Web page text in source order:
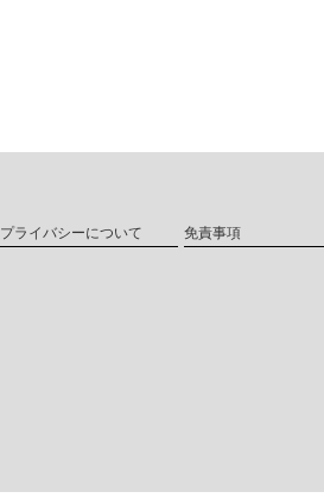
プライバシーについて 免責事項